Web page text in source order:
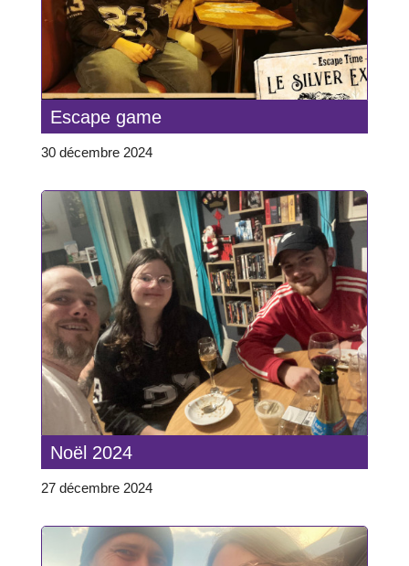
Escape game
30 décembre 2024
Noël 2024
27 décembre 2024